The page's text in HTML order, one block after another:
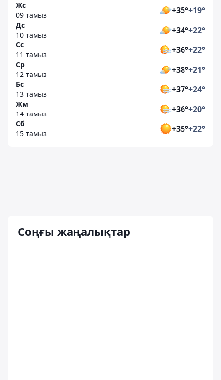
Жс
09 тамыз
+35°+19°
Дс
10 тамыз
+34°+22°
Сс
11 тамыз
+36°+22°
Ср
12 тамыз
+38°+21°
Бс
13 тамыз
+37°+24°
Жм
14 тамыз
+36°+20°
Сб
15 тамыз
+35°+22°
Соңғы жаңалықтар